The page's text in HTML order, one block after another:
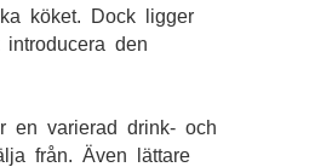
köket. Dock ligger
introducera den
en varierad drink- och
från. Även lättare